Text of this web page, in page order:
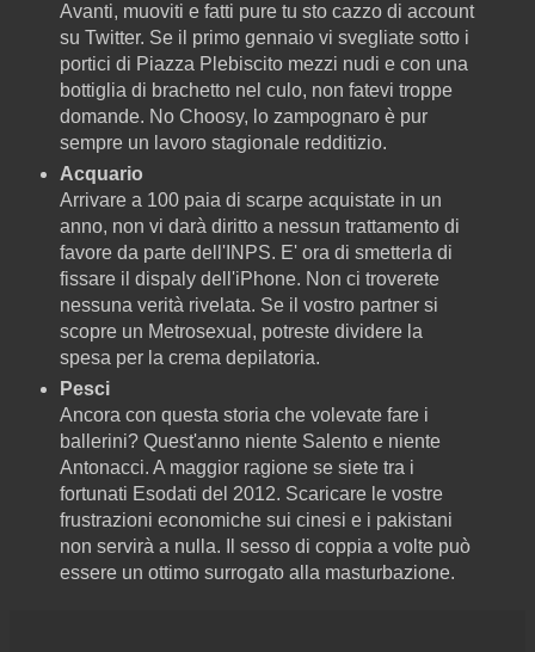
Avanti, muoviti e fatti pure tu sto cazzo di account
su Twitter. Se il primo gennaio vi svegliate sotto i
portici di Piazza Plebiscito mezzi nudi e con una
bottiglia di brachetto nel culo, non fatevi troppe
domande. No Choosy, lo zampognaro è pur
sempre un lavoro stagionale redditizio.
Acquario
Arrivare a 100 paia di scarpe acquistate in un
anno, non vi darà diritto a nessun trattamento di
favore da parte dell'INPS. E' ora di smetterla di
fissare il dispaly dell'iPhone. Non ci troverete
nessuna verità rivelata. Se il vostro partner si
scopre un Metrosexual, potreste dividere la
spesa per la crema depilatoria.
Pesci
Ancora con questa storia che volevate fare i
ballerini? Quest'anno niente Salento e niente
Antonacci. A maggior ragione se siete tra i
fortunati Esodati del 2012. Scaricare le vostre
frustrazioni economiche sui cinesi e i pakistani
non servirà a nulla. Il sesso di coppia a volte può
essere un ottimo surrogato alla masturbazione.